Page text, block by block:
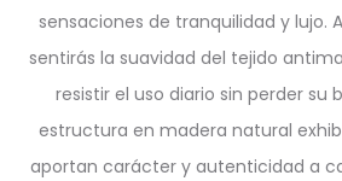
sensaciones de tranquilidad y lujo.
sentirás la suavidad del tejido
resistir el uso diario sin perder su
estructura en madera natural
aportan carácter y autenticidad a